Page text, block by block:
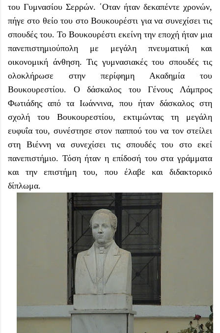
του Γυμνασίου Σερρών. ΄Οταν ήταν δεκαπέντε χρονών,
πήγε στο θείο του στο Βουκουρέστι για να συνεχίσει τις
σπουδές του. Το Βουκουρέστι εκείνη την εποχή ήταν μια
πανεπιστημιούπολη με μεγάλη πνευματική και
οικονομική άνθηση. Τις γυμνασιακές του σπουδές τις
ολοκλήρωσε στην περίφημη Ακαδημία του
Βουκουρεστίου. Ο δάσκαλος του Γένους Λάμπρος
Φωτιάδης από τα Ιωάννινα, που ήταν δάσκαλος στη
σχολή του Βουκουρεστίου, εκτιμώντας τη μεγάλη
ευφυΐα του, συνέστησε στον παππού του να τον στείλει
στη Βιέννη να συνεχίσει τις σπουδές του στο εκεί
πανεπιστήμιο. Τόση ήταν η επίδοσή του στα γράμματα
και την επιστήμη του, που έλαβε και διδακτορικό
δίπλωμα.